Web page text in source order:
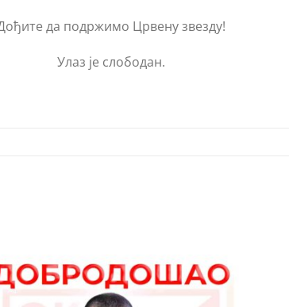
да подржимо Црвену звезду!
Улаз је слободан.